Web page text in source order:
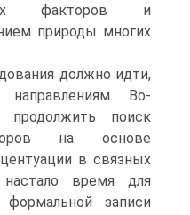
факторов и
природы многих
должно идти,
Во-
продолжить поиск
на основе
в связных
время для
формальной записи